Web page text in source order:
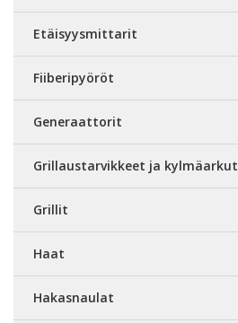
Etäisyysmittarit
Fiiberipyöröt
Generaattorit
Grillaustarvikkeet ja kylmäarkut
Grillit
Haat
Hakasnaulat